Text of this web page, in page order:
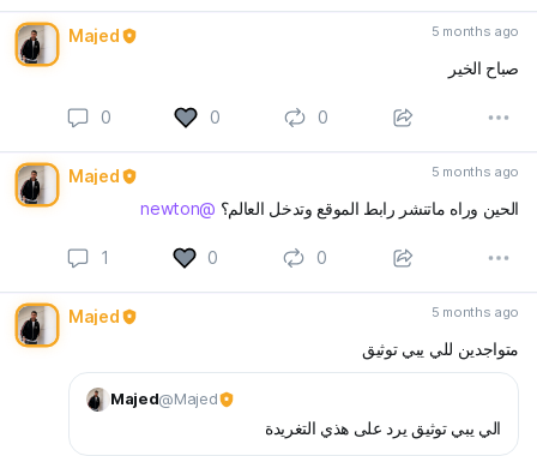
Majed 5 months ago
صباح الخير
0 0 0
Majed 5 months ago
الحين وراه ماتنشر رابط الموقع وتدخل العالم؟ @newton
1 0 0
Majed 5 months ago
متواجدين للي يبي توثيق
Majed@Majed
الي يبي توثيق يرد على هذي التغريدة